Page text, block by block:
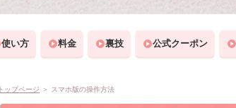
使い方 料金 裏技 公式クーポン
トップページ ＞ スマホ版の操作方法